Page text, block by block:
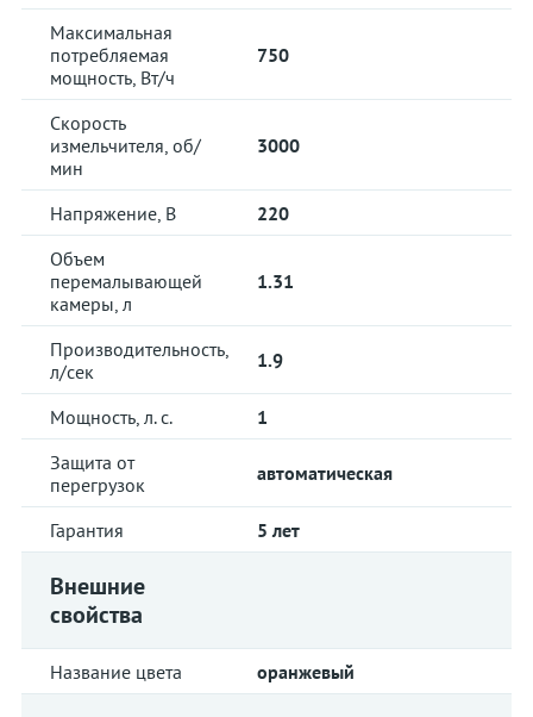
Максимальная
потребляемая
мощность, Вт/ч
750
Скорость
измельчителя, об/
мин
3000
Напряжение, В
220
Объем
перемалывающей
камеры, л
1.31
Производительность,
л/сек
1.9
Мощность, л. с.
1
Защита от
перегрузок
автоматическая
Гарантия 5 лет
Внешние
свойства
Название цвета оранжевый